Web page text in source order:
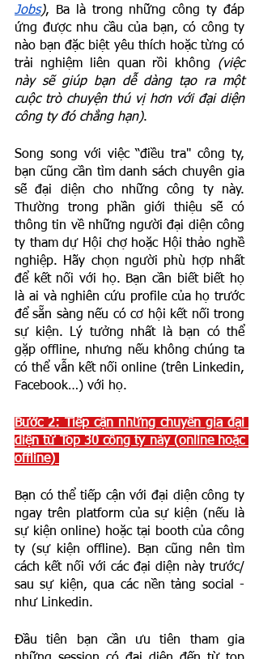
Jobs), Ba là trong những công ty đáp
ứng được nhu cầu của bạn, có công ty
nào bạn đặc biệt yêu thích hoặc từng có
trải nghiệm liên quan rồi không (việc
này sẽ giúp bạn dễ dàng tạo ra một
cuộc trò chuyện thú vị hơn với đại diện
công ty đó chẳng hạn).
Song song với việc “điều tra" công ty,
bạn cũng cần tìm danh sách chuyên gia
sẽ đại diện cho những công ty này.
Thường trong phần giới thiệu sẽ có
thông tin về những người đại diện công
ty tham dự Hội chợ hoặc Hội thảo nghề
nghiệp. Hãy chọn người phù hợp nhất
để kết nối với họ. Bạn cần biết biết họ
là ai và nghiên cứu profile của họ trước
để sẵn sàng nếu có cơ hội kết nối trong
sự kiện. Lý tưởng nhất là bạn có thể
gặp offline, nhưng nếu không chúng ta
có thể vẫn kết nối online (trên Linkedin,
Facebook…) với họ.
Bước 2: Tiếp cận những chuyên gia đại
diện từ Top 30 công ty này (online hoặc
offline)
Bạn có thể tiếp cận với đại diện công ty
ngay trên platform của sự kiện (nếu là
sự kiện online) hoặc tại booth của công
ty (sự kiện offline). Bạn cũng nên tìm
cách kết nối với các đại diện này trước/
sau sự kiện, qua các nền tảng social -
như Linkedin.
Đầu tiên bạn cần ưu tiên tham gia